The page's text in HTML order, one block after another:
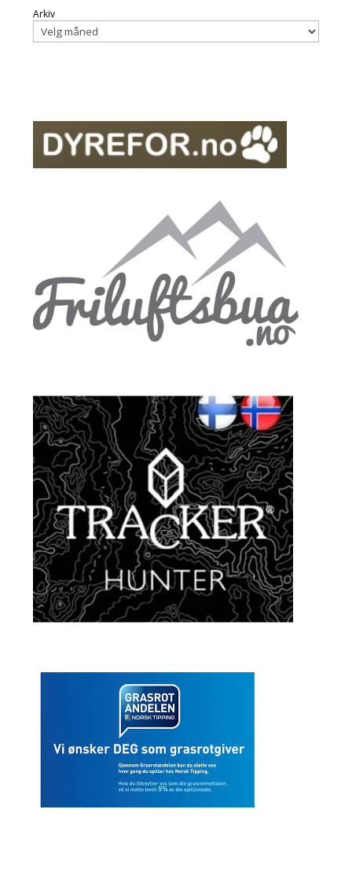
Arkiv